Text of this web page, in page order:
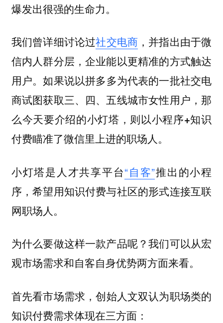
爆发出很强的生命力。
我们曾详细讨论过社交电商 ，并指出由于微
信内人群分层，企业能以更精准的方式触达
用户。如果说以拼多多为代表的一批社交电
商试图获取三、四、五线城市女性用户， 那
么今天要介绍的小灯塔，则以小程序+知识
付费瞄准了微信里上进的职场人。
小灯塔是人才共享平台“自客”推出的小程
序，希望用知识付费与社区的形式连接互联
网职场人。
为什么要做这样一款产品呢？我们可以从宏
观市场需求和自客自身优势两方面来看。
首先看市场需求，创始人文双认为职场类的
知识付费需求体现在三方面：